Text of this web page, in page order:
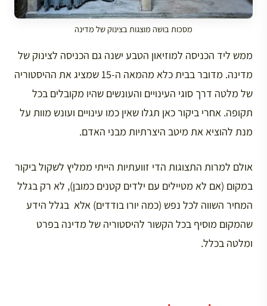
מסכות בושה מוצגות בצינוק של מדינה
ממש ליד הכניסה למוזיאון הטבע ישנה גם הכניסה לצינוק של
מדינה. מדובר בבית כלא מהמאה ה-15 שמציג את ההיסטוריה
של מלטה דרך סוגי העינויים והעונשים שהיו מקובלים בכל
תקופה. אחרי ביקור כאן תגלו שאין כמו עינויים ועונש מוות על
מנת להוציא את מיטב היצרתיות מבני האדם.
אולם למרות התצוגות הדי זוועתיות הייתי ממליץ לשקול ביקור
במקום (אם לא מטיילים עם ילדים קטנים כמובן), לא רק בגלל
המחיר השווה לכל נפש (כמה יורו בודדים) אלא בגלל הידע
שהמקום מוסיף בכל הקשור להיסטוריה של מדינה בפרט
ומלטה בכלל.